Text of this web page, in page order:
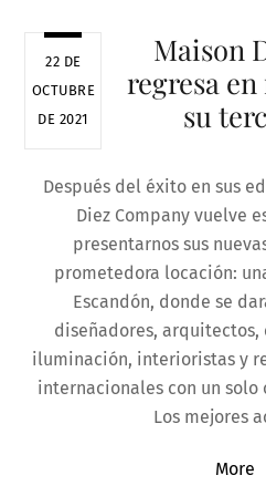
22 DE
OCTUBRE
DE 2021
Maison
regresa
su
Después del éxito en sus
Diez Company vuelve
presentarnos sus
prometedora locación:
Escandón, donde se
diseñadores, arquitectos,
iluminación, interioristas y
internacionales con un
Los mejores
More